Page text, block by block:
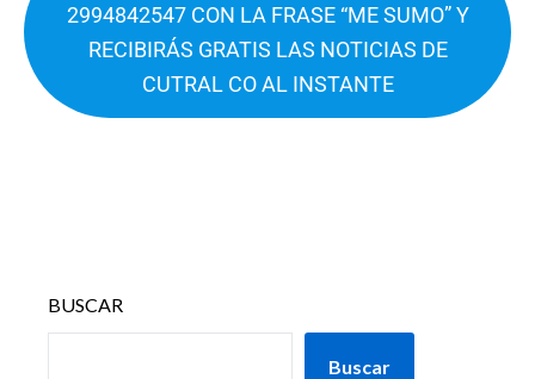
2994842547 CON LA FRASE “ME SUMO” Y
RECIBIRÁS GRATIS LAS NOTICIAS DE
CUTRAL CO AL INSTANTE
BUSCAR
Buscar